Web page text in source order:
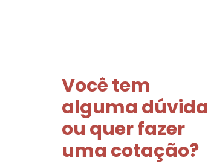
Você tem
alguma dúvida
ou quer fazer
uma cotação?